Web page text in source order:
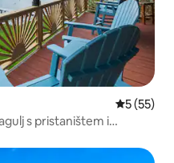
Prosječna
5 (55)
s pristaništem i